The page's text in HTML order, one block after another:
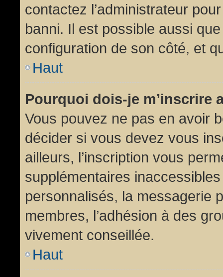
contactez l’administrateur
banni. Il est possible aussi
configuration de son côté, et
Haut
Pourquoi dois-je m’inscrire
Vous pouvez ne pas en avoir
décider si vous devez vous
ailleurs, l’inscription vous
supplémentaires
personnalisés, la messagerie
membres, l’adhésion à des
vivement conseillée.
Haut